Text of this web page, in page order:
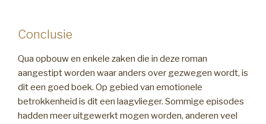
Conclusie
Qua opbouw en enkele zaken die in deze roman
aangestipt worden waar anders over gezwegen wordt, is
dit een goed boek. Op gebied van emotionele
betrokkenheid is dit een laagvlieger. Sommige episodes
hadden meer uitgewerkt mogen worden, anderen veel